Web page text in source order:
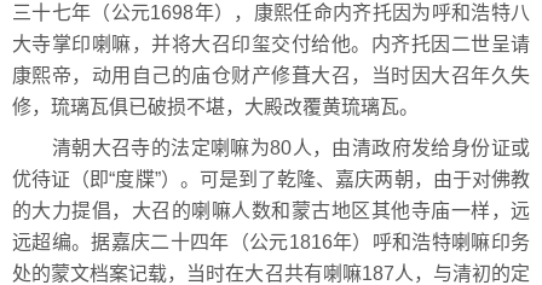
三十七年（公元1698年），康熙任命内齐托因为呼和浩特八
大寺掌印喇嘛，并将大召印玺交付给他。内齐托因二世呈请
康熙帝，动用自己的庙仓财产修葺大召，当时因大召年久失
修，琉璃瓦俱已破损不堪，大殿改覆黄琉璃瓦。
清朝大召寺的法定喇嘛为80人，由清政府发给身份证或
优待证（即“度牒”）。可是到了乾隆、嘉庆两朝，由于对佛教
的大力提倡，大召的喇嘛人数和蒙古地区其他寺庙一样，远
远超编。据嘉庆二十四年（公元1816年）呼和浩特喇嘛印务
处的蒙文档案记载，当时在大召共有喇嘛187人，与清初的定